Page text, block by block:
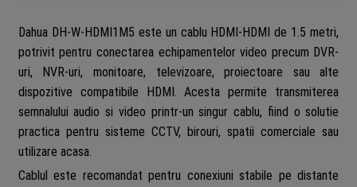
Dahua DH-W-HDMI1M5 este un cablu HDMI-HDMI de 1.5 metri,
potrivit pentru conectarea echipamentelor video precum DVR-
uri, NVR-uri, monitoare, televizoare, proiectoare sau alte
dispozitive compatibile HDMI. Acesta permite transmiterea
semnalului audio si video printr-un singur cablu, fiind o solutie
practica pentru sisteme CCTV, birouri, spatii comerciale sau
utilizare acasa.
Cablul este recomandat pentru conexiuni stabile pe distante